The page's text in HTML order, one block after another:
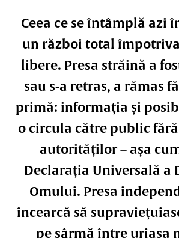
Ceea ce se întâmplă azi
un război total
libere. Presa străină a
sau s-a retras, a rămas
primă: informația și
o circula către public
autorităților – așa
Declarația Universală a
Omului. Presa
încearcă să
pe sârmă între uriașa